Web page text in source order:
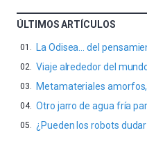
Cátedra…
ÚLTIMOS ARTÍCULOS
La Odisea… del
Viaje alrededor del
Metamateriales
Otro jarro de agua fría
¿Pueden los robots